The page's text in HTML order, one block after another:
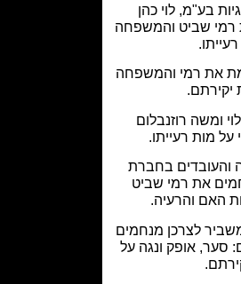
בע"מ, לוי כהן
והמשפחה
והמשפחה
רוזנבלום
בחברת
רמי שביט
מנחמים
ונגה על